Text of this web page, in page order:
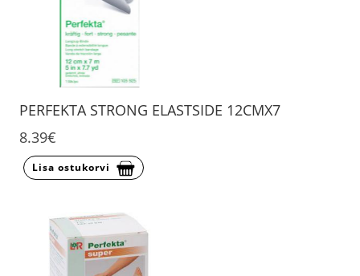
PERFEKTA STRONG ELASTSIDE 12CMX7
8.39€
Lisa ostukorvi